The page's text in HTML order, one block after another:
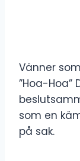
Vänner
”Hoa-
som en
på sak.